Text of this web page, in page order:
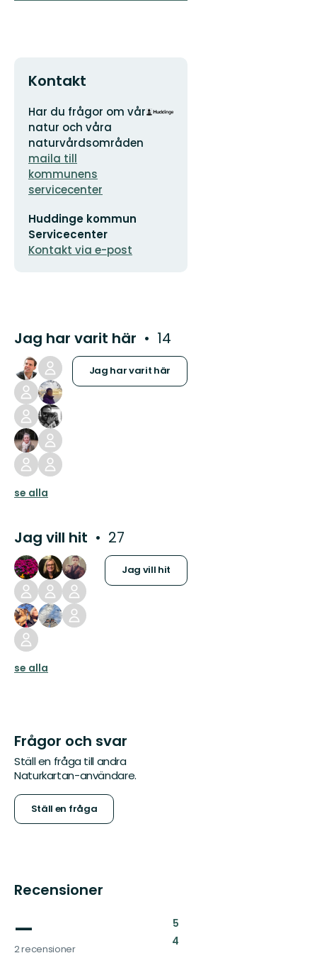
Kontakt
Adress
Har du frågor om vår
natur och våra
naturvårdsområden
maila till
kommunens
servicecenter
postadress
Huddinge kommun
Servicecenter
Kontakt via e-post
Organisationens
Jag har varit här 14
Jag har varit här
se alla
Jag vill hit 27
Jag vill hit
se alla
Frågor och svar
Ställ en fråga till andra
Naturkartan-användare.
Ställ en fråga
Recensioner
—
2 recensioner
5:
4: